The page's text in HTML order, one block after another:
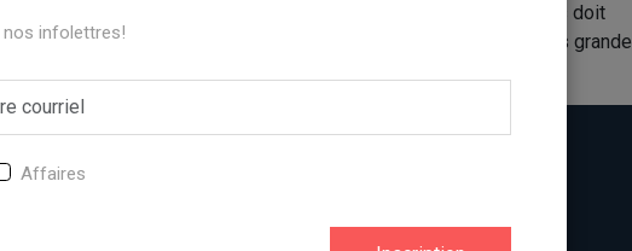
dont celui de l'enseignement aux bonnes pratiques citoyennes doit
la plateforme de compostage et ainsi offrir un compost de la plus grande
infolettres!
Affaires